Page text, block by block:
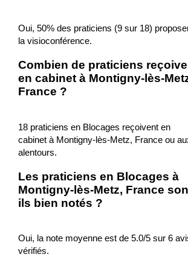
Oui, 50% des praticiens (9 sur 18)
la visioconférence.
Combien de praticiens
en cabinet à Montigny-lès-
France ?
18 praticiens en Blocages reçoivent en
cabinet à Montigny-lès-Metz, France ou
alentours.
Les praticiens en Blocages à
Montigny-lès-Metz, France
ils bien notés ?
Oui, la note moyenne est de 5.0/5 sur 6
vérifiés.